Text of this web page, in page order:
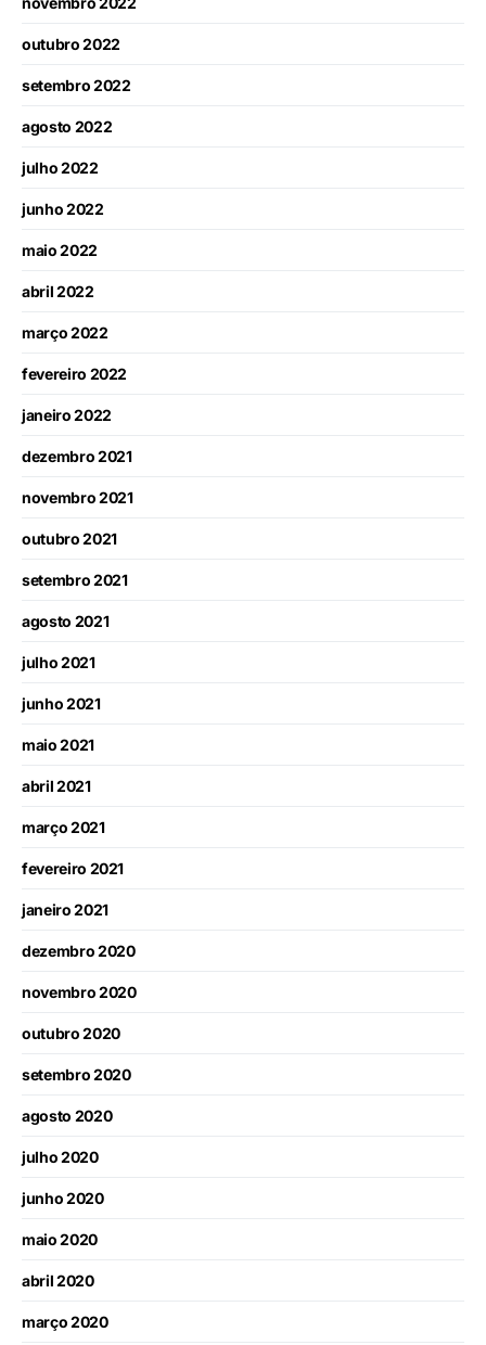
outubro 2022
setembro 2022
agosto 2022
julho 2022
junho 2022
maio 2022
abril 2022
março 2022
fevereiro 2022
janeiro 2022
dezembro 2021
novembro 2021
outubro 2021
setembro 2021
agosto 2021
julho 2021
junho 2021
maio 2021
abril 2021
março 2021
fevereiro 2021
janeiro 2021
dezembro 2020
novembro 2020
outubro 2020
setembro 2020
agosto 2020
julho 2020
junho 2020
maio 2020
abril 2020
março 2020